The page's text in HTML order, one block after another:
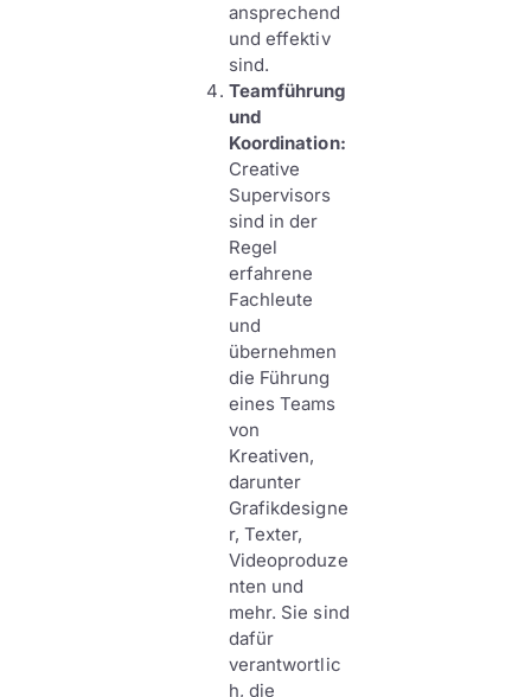
ansprechend
und effektiv
sind.
Teamführung
und
Koordination:
Creative
Supervisors
sind in der
Regel
erfahrene
Fachleute
und
übernehmen
die Führung
eines Teams
von
Kreativen,
darunter
Grafikdesigne
r, Texter,
Videoproduze
nten und
mehr. Sie sind
dafür
verantwortlic
h, die